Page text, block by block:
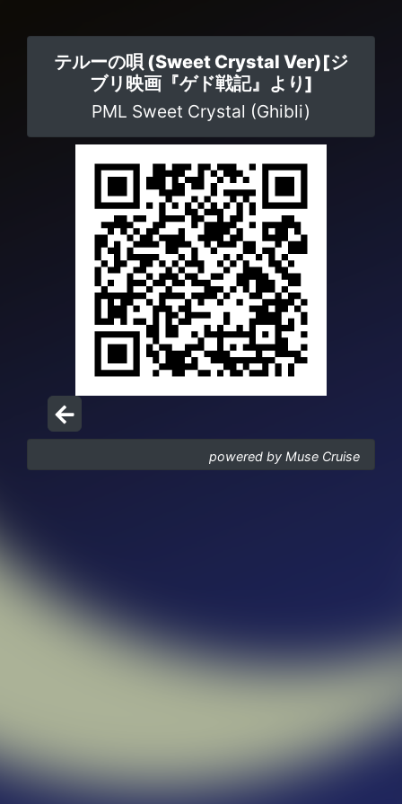
テルーの唄 (Sweet Crystal Ver)[ジ
ブリ映画『ゲド戦記』より]
PML Sweet Crystal (Ghibli)
powered by Muse Cruise